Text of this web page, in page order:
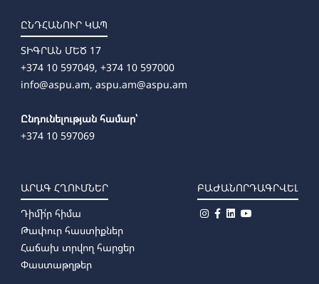
ԸՆԴՀԱՆՈՒՐ ԿԱՊ
ՏԻԳՐԱՆ ՄԵԾ 17
+374 10 597049, +374 10 597000
info@aspu.am, aspu.am@aspu.am
Ընդունելության համար՝
+374 10 597069
ԱՐԱԳ ՀՂՈՒՄՆԵՐ
Դիմի՛ր հիմա
Թափուր հաստիքներ
Հաճախ տրվող հարցեր
Փաստաթղթեր
ԲԱԺԱՆՈՐԴԱԳՐՎԵԼ